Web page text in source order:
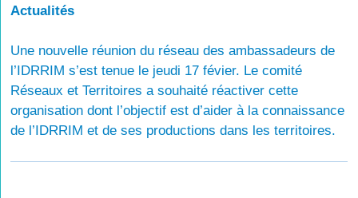
Actualités
Une nouvelle réunion du réseau des ambassadeurs de
l’IDRRIM s’est tenue le jeudi 17 févier. Le comité
Réseaux et Territoires a souhaité réactiver cette
organisation dont l’objectif est d’aider à la connaissance
de l’IDRRIM et de ses productions dans les territoires.